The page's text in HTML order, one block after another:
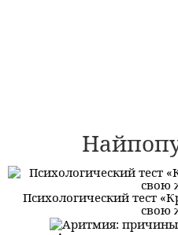
Психологический тест
свою